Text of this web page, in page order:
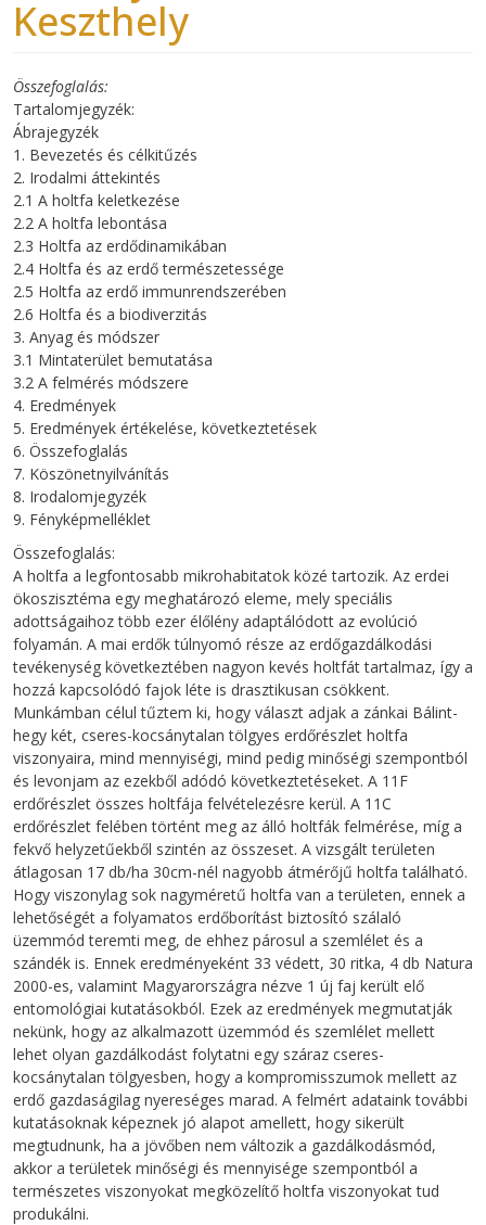
Keszthely
Összefoglalás
Tartalomjegyzék:
Ábrajegyzék
1. Bevezetés és célkitűzés
2. Irodalmi áttekintés
2.1 A holtfa keletkezése
2.2 A holtfa lebontása
2.3 Holtfa az erdődinamikában
2.4 Holtfa és az erdő természetessége
2.5 Holtfa az erdő immunrendszerében
2.6 Holtfa és a biodiverzitás
3. Anyag és módszer
3.1 Mintaterület bemutatása
3.2 A felmérés módszere
4. Eredmények
5. Eredmények értékelése, következtetések
6. Összefoglalás
7. Köszönetnyilvánítás
8. Irodalomjegyzék
9. Fényképmelléklet
Összefoglalás:
A holtfa a legfontosabb mikrohabitatok közé tartozik. Az erdei
ökoszisztéma egy meghatározó eleme, mely speciális
adottságaihoz több ezer élőlény adaptálódott az evolúció
folyamán. A mai erdők túlnyomó része az erdőgazdálkodási
tevékenység következtében nagyon kevés holtfát tartalmaz, így a
hozzá kapcsolódó fajok léte is drasztikusan csökkent.
Munkámban célul tűztem ki, hogy választ adjak a zánkai Bálint-
hegy két, cseres-kocsánytalan tölgyes erdőrészlet holtfa
viszonyaira, mind mennyiségi, mind pedig minőségi szempontból
és levonjam az ezekből adódó következtetéseket. A 11F
erdőrészlet összes holtfája felvételezésre kerül. A 11C
erdőrészlet felében történt meg az álló holtfák felmérése, míg a
fekvő helyzetűekből szintén az összeset. A vizsgált területen
átlagosan 17 db/ha 30cm-nél nagyobb átmérőjű holtfa található.
Hogy viszonylag sok nagyméretű holtfa van a területen, ennek a
lehetőségét a folyamatos erdőborítást biztosító szálaló
üzemmód teremti meg, de ehhez párosul a szemlélet és a
szándék is. Ennek eredményeként 33 védett, 30 ritka, 4 db Natura
2000-es, valamint Magyarországra nézve 1 új faj került elő
entomológiai kutatásokból. Ezek az eredmények megmutatják
nekünk, hogy az alkalmazott üzemmód és szemlélet mellett
lehet olyan gazdálkodást folytatni egy száraz cseres-
kocsánytalan tölgyesben, hogy a kompromisszumok mellett az
erdő gazdaságilag nyereséges marad. A felmért adataink további
kutatásoknak képeznek jó alapot amellett, hogy sikerült
megtudnunk, ha a jövőben nem változik a gazdálkodásmód,
akkor a területek minőségi és mennyisége szempontból a
természetes viszonyokat megközelítő holtfa viszonyokat tud
produkálni.